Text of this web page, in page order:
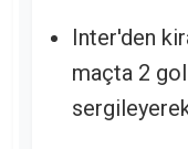
Inter'den
maçta 2